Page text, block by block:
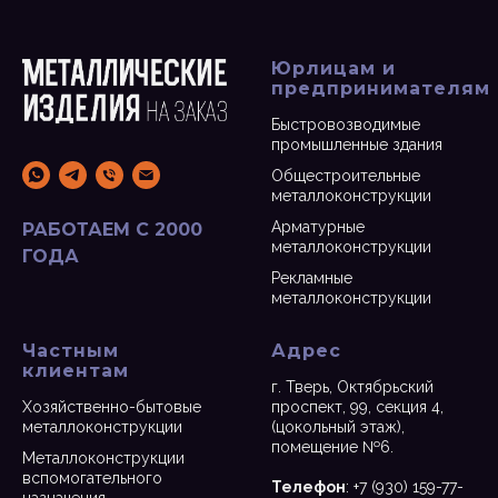
РАБОТАЕМ С 2000
ГОДА
Юрлицам и
предпринимателям
Быстровозводимые
промышленные здания
Общестроительные
металлоконструкции
Арматурные
металлоконструкции
Рекламные
металлоконструкции
Частным
клиентам
Хозяйственно-бытовые
металлоконструкции
Металлоконструкции
вспомогательного
Адрес
г. Тверь, Октябрьский
проспект, 99, секция 4,
(цокольный этаж),
помещение №6.
Телефон: +7 (930) 159-77-